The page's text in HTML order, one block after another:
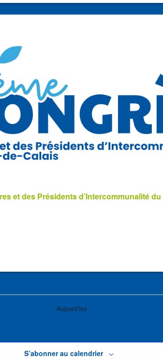
et des Présidents d’Intercommunalité
Aujourd’hui
S’abonner au calendrier